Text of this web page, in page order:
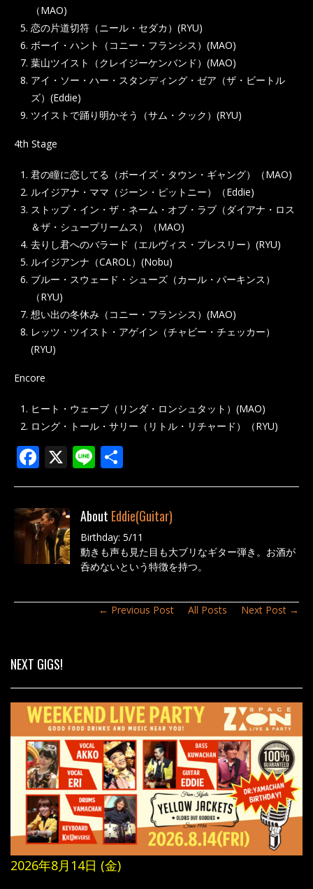
（MAO)
恋の片道切符（ニール・セダカ）(RYU)
ボーイ・ハント（コニー・フランシス）(MAO)
葉山ツイスト（クレイジーケンバンド）(MAO)
アイ・ソー・ハー・スタンディング・ゼア（ザ・ビートル
ズ）(Eddie)
ツイストで踊り明かそう（サム・クック）(RYU)
4th Stage
君の瞳に恋してる（ボーイズ・タウン・ギャング）（MAO)
ルイジアナ・ママ（ジーン・ピットニー）（Eddie)
ストップ・イン・ザ・ネーム・オブ・ラブ（ダイアナ・ロス
＆ザ・シュープリームス）（MAO)
去りし君へのバラード（エルヴィス・プレスリー）(RYU)
ルイジアンナ（CAROL）(Nobu)
ブルー・スウェード・シューズ（カール・パーキンス）
（RYU)
想い出の冬休み（コニー・フランシス）(MAO)
レッツ・ツイスト・アゲイン（チャビー・チェッカー）
(RYU)
Encore
ヒート・ウェーブ（リンダ・ロンシュタット）(MAO)
ロング・トール・サリー（リトル・リチャード）（RYU)
F
ac
e
b
o
o
X Li
n 有
About Eddie(Guitar)
Birthday: 5/11
動きも声も見た目も大ブリなギター弾き。お酒が
呑めないという特徴を持つ。
← Previous Post All Posts Next Post →
NEXT GIGS!
2026年8月14日 (金)